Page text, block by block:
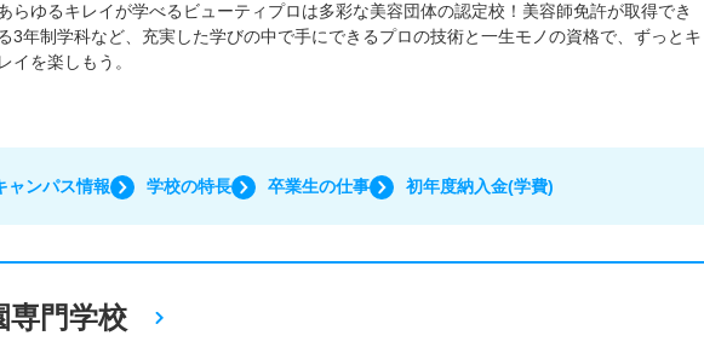
らゆるキレイが学べるビューティプロは多彩な美容団体の認定校！美容師免許が取得でき
3年制学科など、充実した学びの中で手にできるプロの技術と一生モノの資格で、ずっとキ
レイを楽しもう。
ャンパス情報 学校の特長 卒業生の仕事 初年度納入金(学費)
専門学校